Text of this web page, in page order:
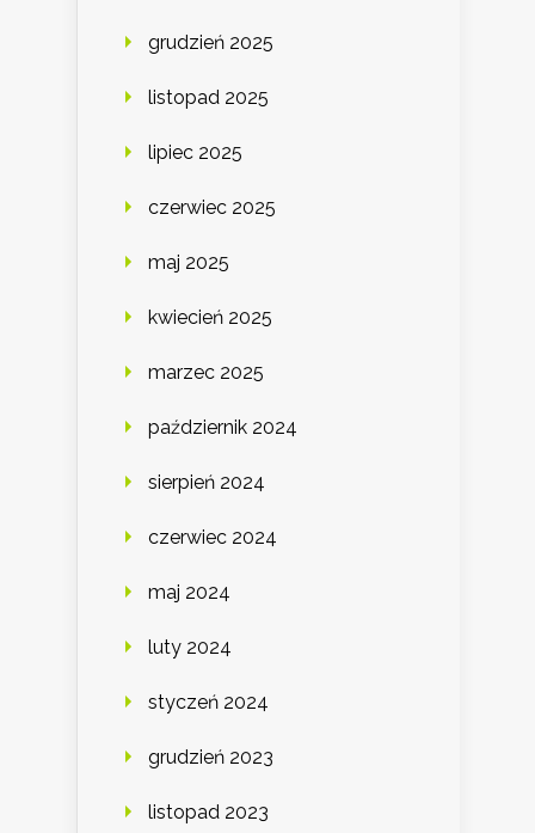
grudzień 2025
listopad 2025
lipiec 2025
czerwiec 2025
maj 2025
kwiecień 2025
marzec 2025
październik 2024
sierpień 2024
czerwiec 2024
maj 2024
luty 2024
styczeń 2024
grudzień 2023
listopad 2023